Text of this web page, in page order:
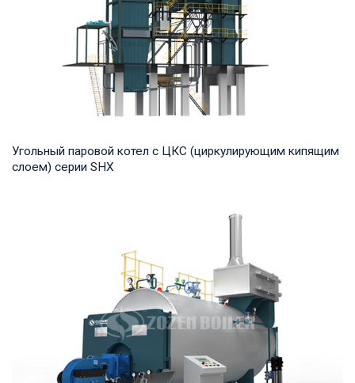
Угольный паровой котел с ЦКС (циркулирующим кипящим
слоем) серии SHX
продукта: 10-75 т/ч Температура на выход...